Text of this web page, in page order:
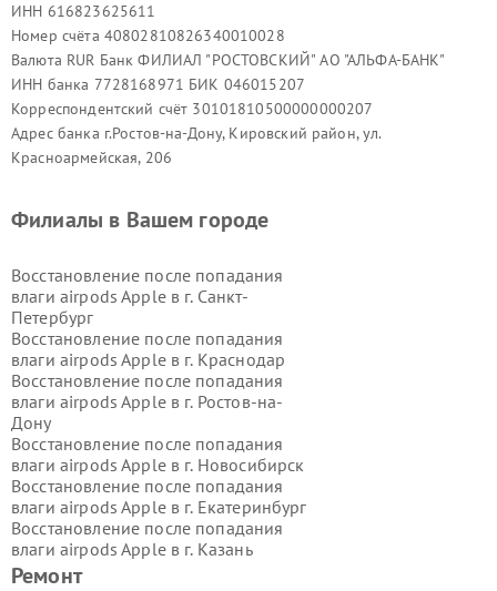
ИНН 616823625611
Номер счёта 40802810826340010028
Валюта RUR Банк ФИЛИАЛ "РОСТОВСКИЙ" АО "АЛЬФА-БАНК"
ИНН банка 7728168971 БИК 046015207
Корреспондентский счёт 30101810500000000207
Адрес банка г.Ростов-на-Дону, Кировский район, ул.
Красноармейская, 206
Ремонт
Филиалы в Вашем городе
Восстановление после попадания
влаги airpods Apple в г. Санкт-
Петербург
Восстановление после попадания
влаги airpods Apple в г. Краснодар
Восстановление после попадания
влаги airpods Apple в г. Ростов-на-
Дону
Восстановление после попадания
влаги airpods Apple в г. Новосибирск
Восстановление после попадания
влаги airpods Apple в г. Екатеринбург
Восстановление после попадания
влаги airpods Apple в г. Казань
Восстановление после попадания